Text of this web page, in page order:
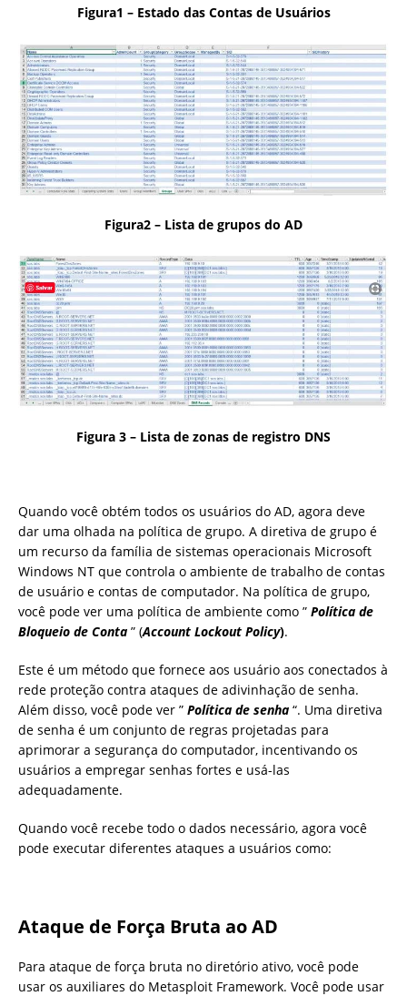
Figura1 – Estado das Contas de Usuários
Figura2 – Lista de grupos do AD
Figura 3 – Lista de zonas de registro DNS
Quando você obtém todos os usuários do AD, agora deve
dar uma olhada na política de grupo. A diretiva de grupo é
um recurso da família de sistemas operacionais Microsoft
Windows NT que controla o ambiente de trabalho de contas
de usuário e contas de computador. Na política de grupo,
você pode ver uma política de ambiente como ” Política de
Bloqueio de Conta ” (Account Lockout Policy).
Este é um método que fornece aos usuário aos conectados à
rede proteção contra ataques de adivinhação de senha.
Além disso, você pode ver ” Política de senha “. Uma diretiva
de senha é um conjunto de regras projetadas para
aprimorar a segurança do computador, incentivando os
usuários a empregar senhas fortes e usá-las
adequadamente.
Quando você recebe todo o dados necessário, agora você
pode executar diferentes ataques a usuários como:
Ataque de Força Bruta ao AD
Para ataque de força bruta no diretório ativo, você pode
usar os auxiliares do Metasploit Framework. Você pode usar